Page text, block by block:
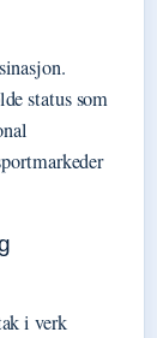
status som
i verk